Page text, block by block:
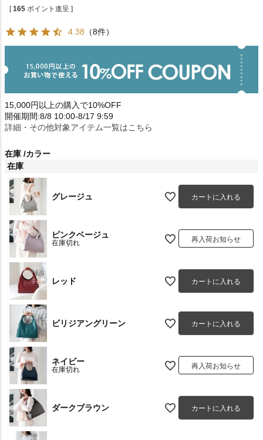
[ 165 ポイント進呈 ]
4.38 （8件）
15,000円以上の購入で10%OFF
開催期間:8/8 10:00-8/17 9:59
詳細・その他対象アイテム一覧はこちら
在庫 カラー
在庫
グレージュ カートに入れる
ピンクベージュ
在庫切れ 再入荷お知らせ
レッド カートに入れる
ビリジアングリーン カートに入れる
ネイビー
在庫切れ 再入荷お知らせ
ダークブラウン カートに入れる